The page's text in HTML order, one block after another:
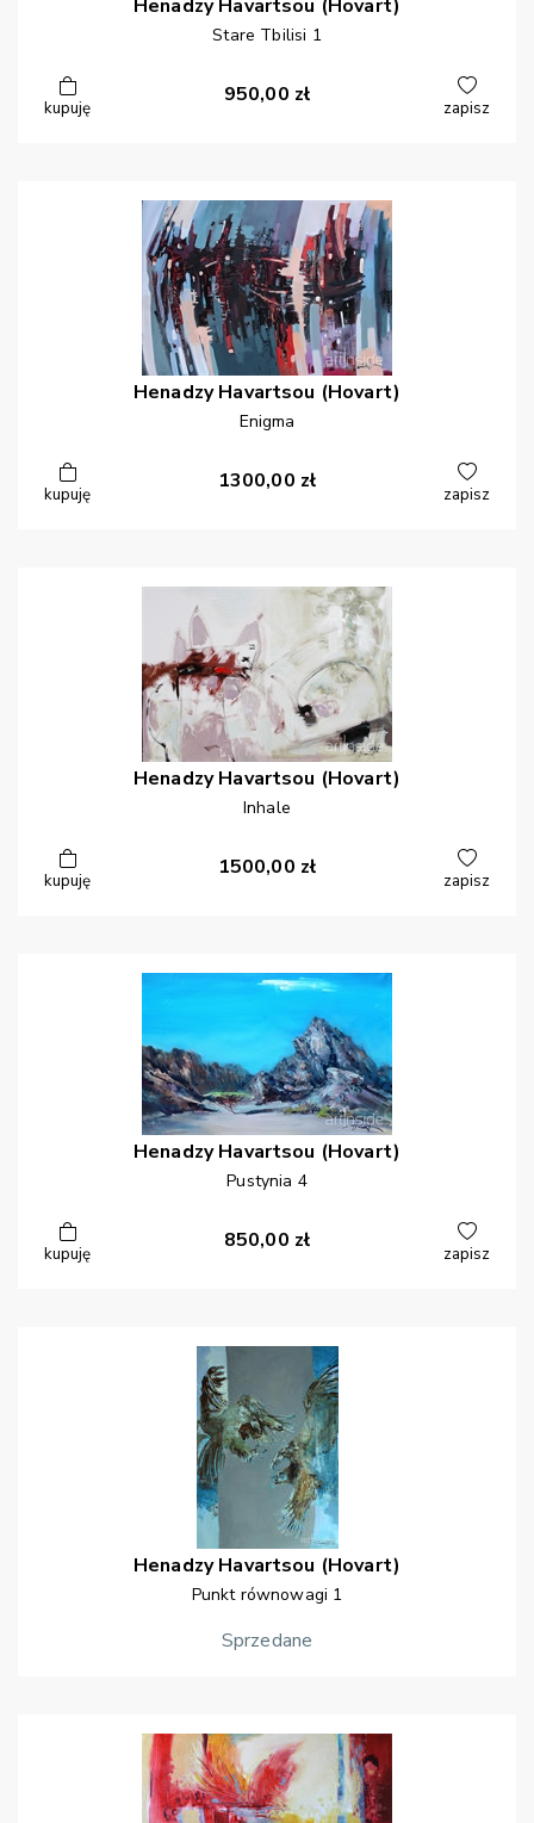
Henadzy Havartsou (Hovart)
Stare Tbilisi 1
kupuję
950,00 zł
zapisz
Henadzy Havartsou (Hovart)
Enigma
kupuję
1300,00 zł
zapisz
Henadzy Havartsou (Hovart)
Inhale
kupuję
1500,00 zł
zapisz
Henadzy Havartsou (Hovart)
Pustynia 4
kupuję
850,00 zł
zapisz
Henadzy Havartsou (Hovart)
Punkt równowagi 1
Sprzedane